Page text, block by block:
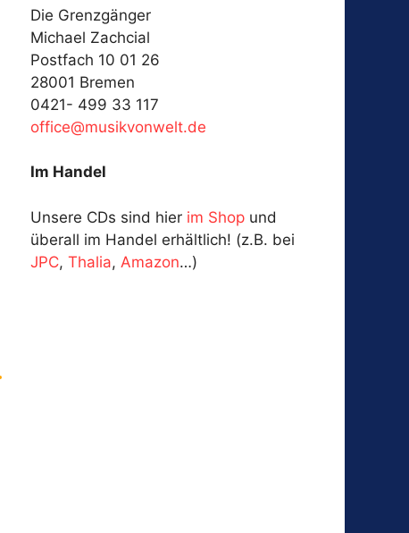
Die Grenzgänger
Michael Zachcial
Postfach 10 01 26
28001 Bremen
0421- 499 33 117
ed.tl
ewnov
kisum
@ecif
fo
Im Handel
Unsere CDs sind hier im Shop und
überall im Handel erhältlich! (z.B. bei
JPC,Thalia, Amazon…)